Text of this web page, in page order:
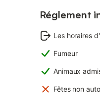
Réglement
Les horaires
Fumeur
Animaux
Fêtes non